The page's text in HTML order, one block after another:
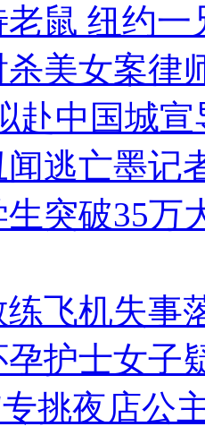
鼠 纽约一
美女案律
赴中国城宣
逃亡墨记
突破35万
飞机失事
护士女子
挑夜店公